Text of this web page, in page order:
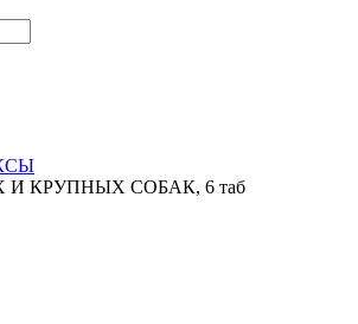
КРУПНЫХ СОБАК, 6 таб